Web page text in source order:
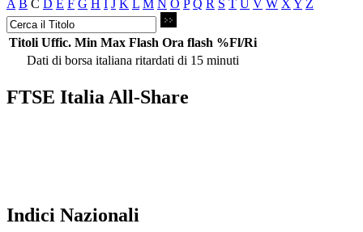
A B C D E F G H I J K L M N O P Q R S T U V W X Y Z
Titoli Uffic. Min Max Flash Ora flash %Fl/Ri
Dati di borsa italiana ritardati di 15 minuti
FTSE Italia All-Share
Indici Nazionali